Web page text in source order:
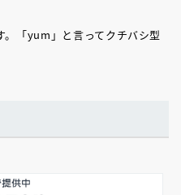
「yum」と言ってクチバシ型